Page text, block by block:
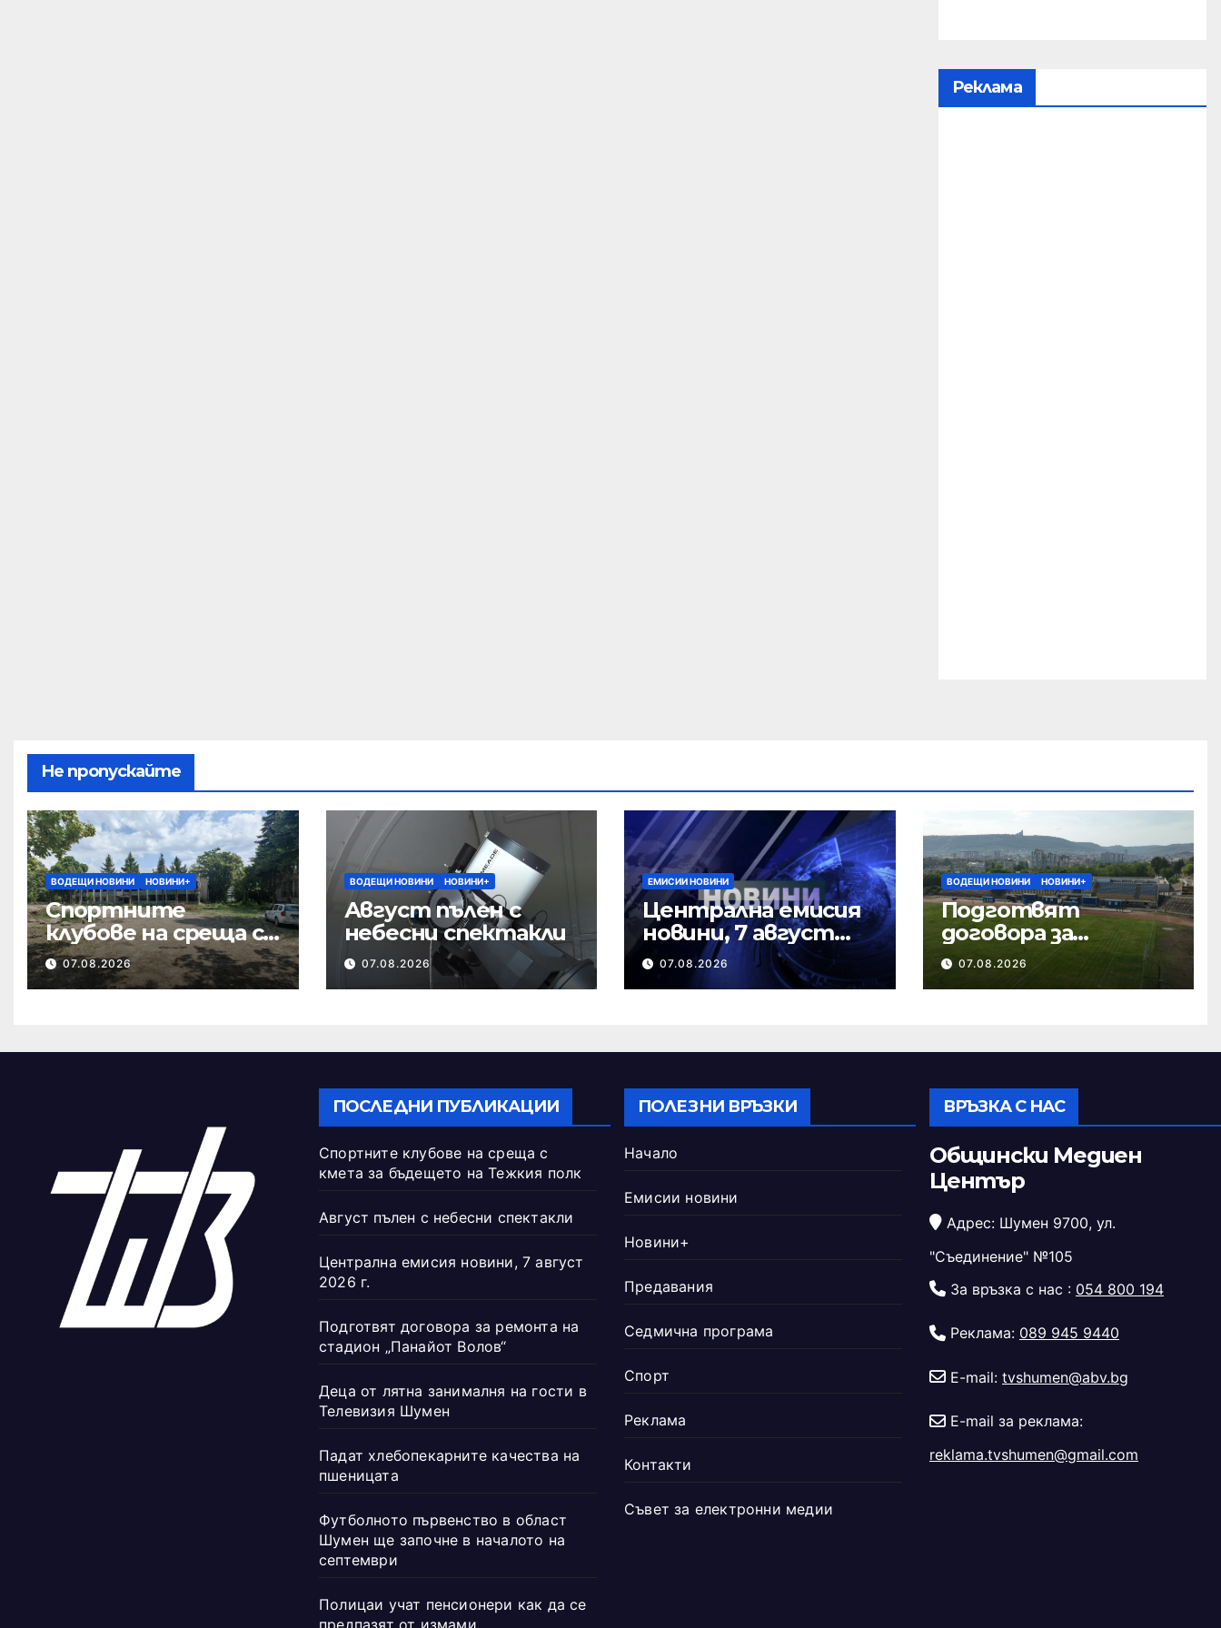
Реклама
Не пропускайте
ВОДЕЩИ НОВИНИ НОВИНИ+
Спортните
клубове на среща с
кмета за
бъдещето на
07.08.2026
ВОДЕЩИ НОВИНИ НОВИНИ+
Август пълен с
небесни спектакли
07.08.2026
ЕМИСИИ НОВИНИ
Централна емисия
новини, 7 август
2026 г.
07.08.2026
ВОДЕЩИ НОВИНИ НОВИНИ+
Подготвят
договора за
ремонта на
стадион „Панайот
07.08.2026
ПОСЛЕДНИ ПУБЛИКАЦИИ
Спортните клубове на среща с
кмета за бъдещето на Тежкия полк
Август пълен с небесни спектакли
Централна емисия новини, 7 август
2026 г.
Подготвят договора за ремонта на
стадион „Панайот Волов“
Деца от лятна занималня на гости в
Телевизия Шумен
Падат хлебопекарните качества на
пшеницата
Футболното първенство в област
Шумен ще започне в началото на
септември
Полицаи учат пенсионери как да се
ПОЛЕЗНИ ВРЪЗКИ
Начало
Емисии новини
Новини+
Предавания
Седмична програма
Спорт
Реклама
Контакти
Съвет за електронни медии
ВРЪЗКА С НАС
Общински Медиен
Център
Адрес: Шумен 9700, ул.
"Съединение" №105
За връзка с нас : 054 800 194
Реклама: 089 945 9440
E-mail: tvshumen@abv.bg
E-mail за реклама:
reklama.tvshumen@gmail.com